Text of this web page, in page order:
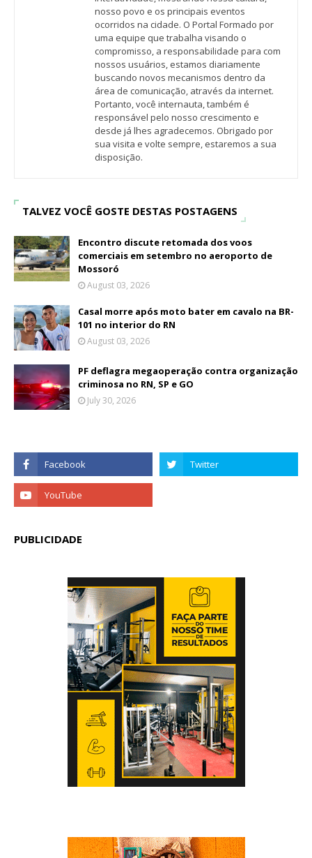
nosso povo e os principais eventos
ocorridos na cidade. O Portal Formado por
uma equipe que trabalha visando o
compromisso, a responsabilidade para com
nossos usuários, estamos diariamente
buscando novos mecanismos dentro da
área de comunicação, através da internet.
Portanto, você internauta, também é
responsável pelo nosso crescimento e
desde já lhes agradecemos. Obrigado por
sua visita e volte sempre, estaremos a sua
disposição.
TALVEZ VOCÊ GOSTE DESTAS POSTAGENS
Encontro discute retomada dos voos
comerciais em setembro no aeroporto de
Mossoró
August 03, 2026
Casal morre após moto bater em cavalo na BR-
101 no interior do RN
August 03, 2026
PF deflagra megaoperação contra organização
criminosa no RN, SP e GO
July 30, 2026
PUBLICIDADE